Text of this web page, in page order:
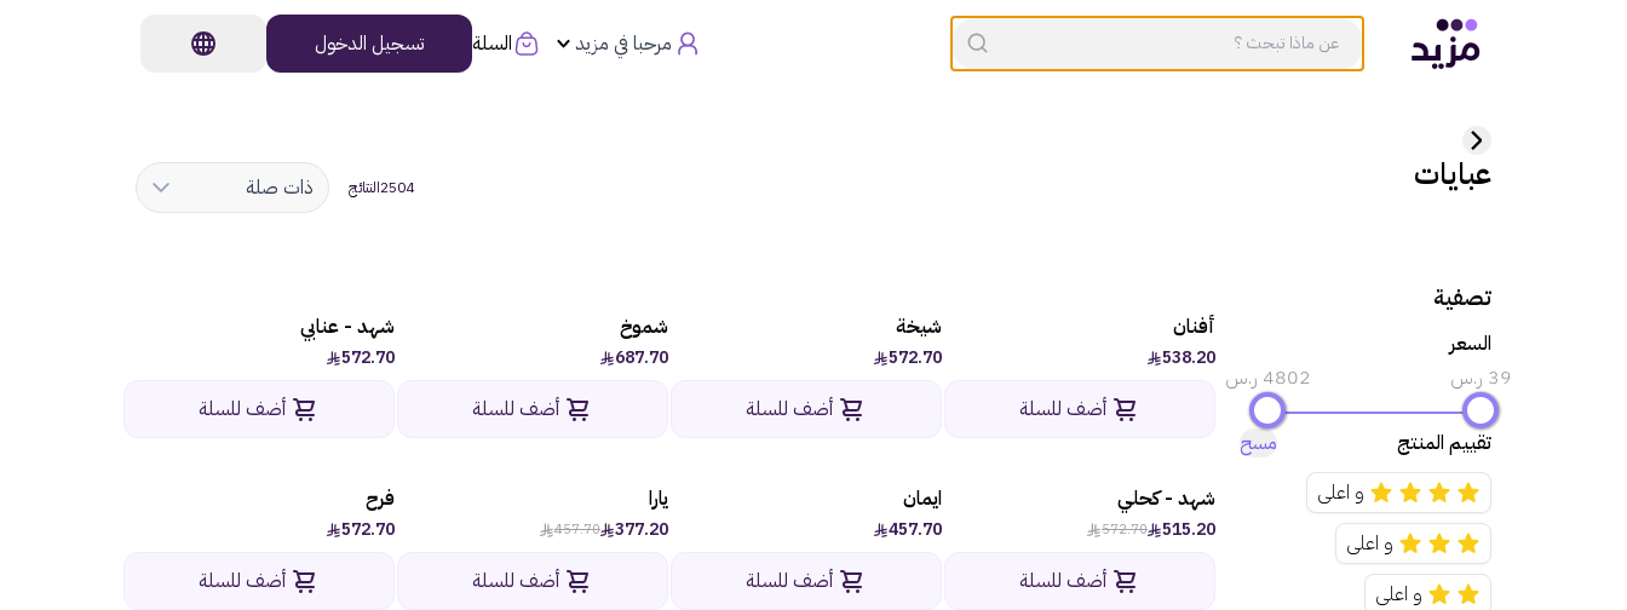
مرحبا في مزيد السلة تسجيل الدخول
عبايات 2504النتائج ذات صلة
تصفية
السعر
39 ر.س
4802 ر.س
تقييم المنتج
مسح
و اعلى
و اعلى
و اعلى
أفنان
538.20
أضف للسلة
شيخة
572.70
أضف للسلة
شموخ
687.70
أضف للسلة
شهد - عنابي
572.70
أضف للسلة
شهد - كحلي
515.20
572.70
أضف للسلة
ايمان
457.70
أضف للسلة
يارا
377.20
457.70
أضف للسلة
فرح
572.70
أضف للسلة